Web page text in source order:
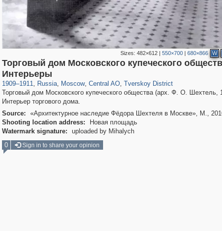
Sizes:482×612 |550×700 |680×866 W
Торговый дом Московского купеческого
Интерьеры
1909–1911, Russia
1,407,206
, Moscow
319,878
, Central AO, Tverskoy District
Торговый дом Московского купеческого общества (арх. Ф. О. Шехтель,
Интерьер торгового дома.
Source:
«Архитектурное наследие Фёдора Шехтеля в Москве», М.,
Shooting location address:
Новая площадь
Watermark signature:
uploaded by Mihalych
0
Sign in to share your opinion